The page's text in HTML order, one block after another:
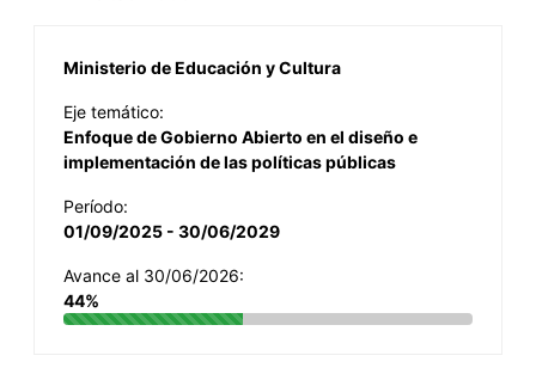
Ministerio de Educación y Cultura
Eje temático:
Enfoque de Gobierno Abierto en el diseño e
implementación de las políticas públicas
Período:
01/09/2025 - 30/06/2029
Avance al 30/06/2026:
44%